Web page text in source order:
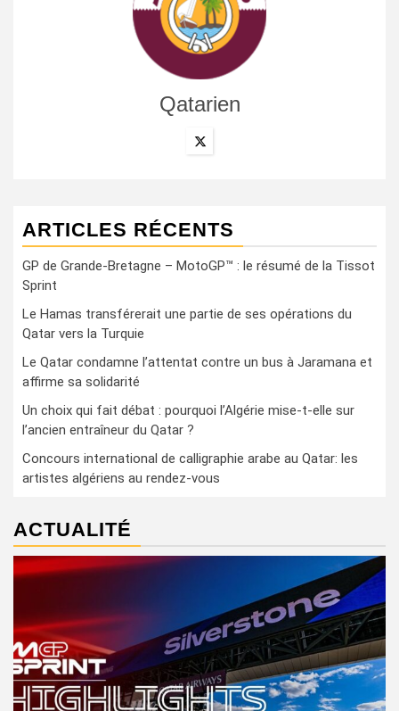
Qatarien
ARTICLES RÉCENTS
GP de Grande-Bretagne – MotoGP™ : le résumé de la Tissot
Sprint
Le Hamas transférerait une partie de ses opérations du
Qatar vers la Turquie
Le Qatar condamne l’attentat contre un bus à Jaramana et
affirme sa solidarité
Un choix qui fait débat : pourquoi l’Algérie mise-t-elle sur
l’ancien entraîneur du Qatar ?
Concours international de calligraphie arabe au Qatar: les
artistes algériens au rendez-vous
ACTUALITÉ